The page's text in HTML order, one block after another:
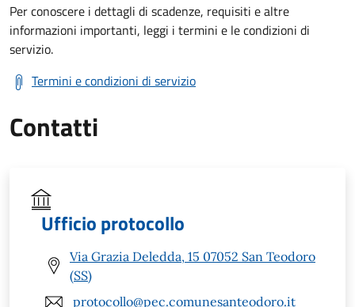
Per conoscere i dettagli di scadenze, requisiti e altre
informazioni importanti, leggi i termini e le condizioni di
servizio.
Termini e condizioni di servizio
Contatti
Ufficio protocollo
Via Grazia Deledda, 15 07052 San Teodoro
(SS)
protocollo@pec.comunesanteodoro.it